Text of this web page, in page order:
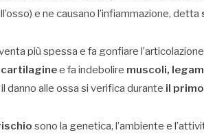
e ne causano l’infiammazione, detta
più spessa e fa gonfiare
cartilaginee fa indebolire muscoli,
danno alle ossa si verifica durante il
sono la genetica, l’ambiente e